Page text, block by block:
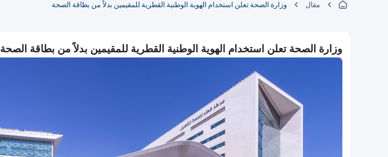
مقال وزارة الصحة تعلن استخدام الهوية الوطنية القطرية للمقيمين بدلاً من بطاقة الصحة​​
وزارة الصحة تعلن استخدام الهوية الوطنية القطرية للمقيمين بدلاً من بطاقة الصحة​​